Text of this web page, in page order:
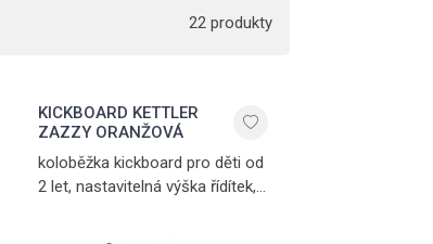
22 produkty
KICKBOARD KETTLER
ZAZZY ORANŽOVÁ
koloběžka kickboard pro děti od
2 let, nastavitelná výška řídítek,